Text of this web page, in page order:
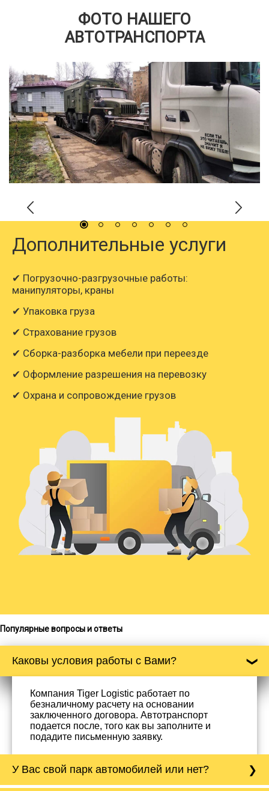
ФОТО НАШЕГО
АВТОТРАНСПОРТА
Дополнительные услуги
✔ Погрузочно-разгрузочные работы:
манипуляторы, краны
✔ Упаковка груза
✔ Страхование грузов
✔ Сборка-разборка мебели при переезде
✔ Оформление разрешения на перевозку
✔ Охрана и сопровождение грузов
Популярные вопросы и ответы
Каковы условия работы с Вами?
Компания Tiger Logistic работает по
безналичному расчету на основании
заключенного договора. Автотранспорт
подается после, того как вы заполните и
подадите письменную заявку.
У Вас свой парк автомобилей или нет?